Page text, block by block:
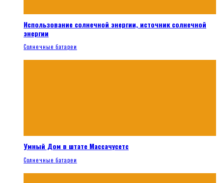
Использование солнечной энергии, источник солнечной
энергии
Солнечные батареи
Умный Дом в штате Массачусетс
Солнечные батареи